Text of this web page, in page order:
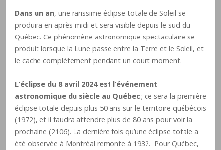
Dans un an, une rarissime éclipse totale de Soleil se
produira en après-midi et sera visible depuis le sud du
Québec. Ce phénomène astronomique spectaculaire se
produit lorsque la Lune passe entre la Terre et le Soleil, et
le cache complètement pendant un court moment.
L’éclipse du 8 avril 2024 est l’événement
astronomique du siècle au Québec ; ce sera la première
éclipse totale depuis plus 50 ans sur le territoire québécois
(1972), et il faudra attendre plus de 80 ans pour voir la
prochaine (2106). La dernière fois qu’une éclipse totale a
été observée à Montréal remonte à 1932. Pour Québec,